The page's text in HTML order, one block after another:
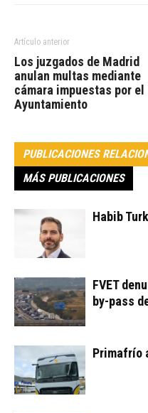
Artículo anterior
Los juzgados de Madrid
anulan multas mediante
cámara impuestas por el
Ayuntamiento
PUBLICACIONES
MÁS PUBLICACIONES
Habib
FVET
by-pass
Primafrío